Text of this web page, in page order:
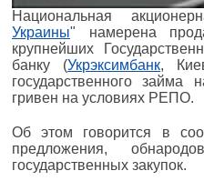
Национальная
Украины" намерена
крупнейших
банку (Укрэксимбанк,
государственного
гривен на условиях РЕПО.
Об этом говорится в
предложения,
государственных закупок.